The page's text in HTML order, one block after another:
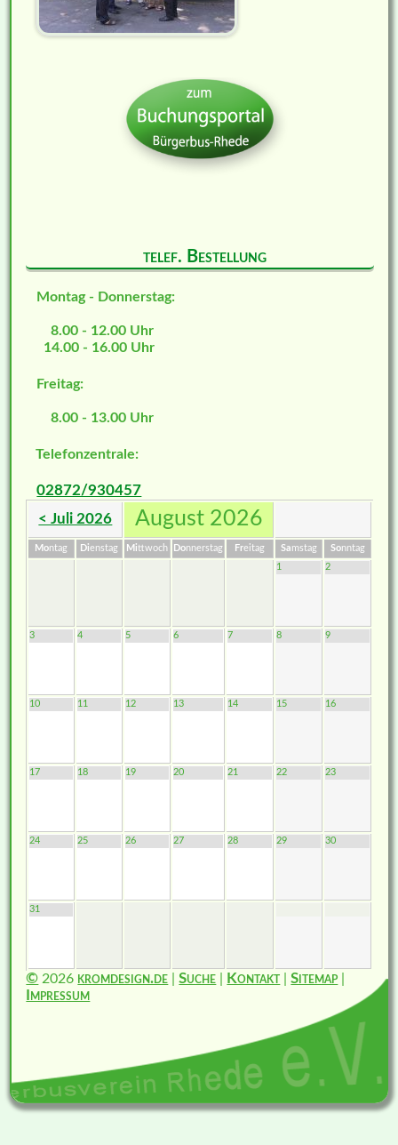
telef. Bestellung
Montag - Donnerstag:
8.00 - 12.00 Uhr
14.00 - 16.00 Uhr
Freitag:
8.00 - 13.00 Uhr
Telefonzentrale:
02872/930457
< Juli 2026 August 2026
Montag Dienstag Mittwoch Donnerstag Freitag Samstag Sonntag
1
2
3 4 5 6 7 8 9
10 11 12 13 14 15 16
17 18 19 20 21 22 23
24 25 26 27 28 29 30
31
© 2026 kromdesign.de |Suche Kontakt |Sitemap
Impressum